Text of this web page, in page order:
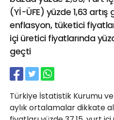
(Yİ-ÜFE) yüzde 1,63 artış
enflasyon, tüketici
içi üretici fiyatlarında
geçti
Türkiye İstatistik Kurumu
aylık ortalamalar dikkate
21